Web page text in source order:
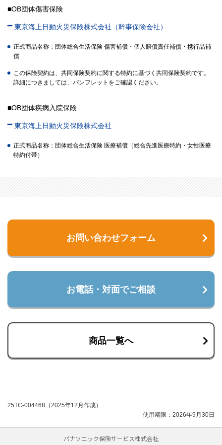
■OB団体傷害保険
東京海上日動火災保険株式会社（幹事保険会社）
正式商品名称：団体総合生活保険 傷害補償・個人賠償責任補償・携行品補
償
この保険契約は、共同保険契約に関する特約に基づく共同保険契約です。
詳細につきましては、パンフレットをご確認ください。
■OB団体疾病入院保険
東京海上日動火災保険株式会社
正式商品名称：団体総合生活保険 医療補償（総合先進医療特約・女性医療
特約付帯）
お問い合わせフォーム
お電話・対面でご相談
商品一覧へ
25TC-004468（2025年12月作成）
使用期限：2026年9月30日
パナソニック保険サービス株式会社